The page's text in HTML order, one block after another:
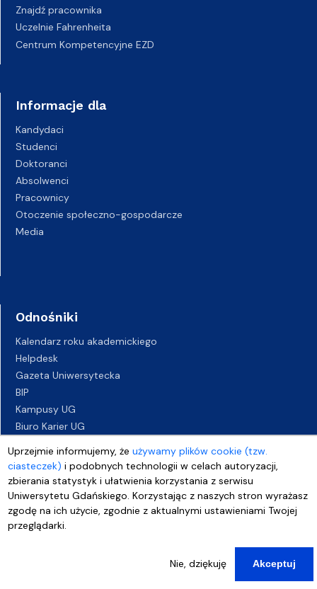
Uprzejmie informujemy, żeużywamy plików cookie (tzw.
ciasteczek) i podobnych technologii w celach autoryzacji,
zbierania statystyk i ułatwienia korzystania z serwisu
Uniwersytetu Gdańskiego. Korzystając z naszych stron wyrażasz
zgodę na ich użycie, zgodnie z aktualnymi ustawieniami Twojej
przeglądarki.
Nie, dziękuję Akceptuj
Znajdź pracownika
Uczelnie Fahrenheita
Centrum Kompetencyjne EZD
Informacje dla
Kandydaci
Studenci
Doktoranci
Absolwenci
Pracownicy
Otoczenie społeczno-gospodarcze
Media
Odnośniki
Kalendarz roku akademickiego
Helpdesk
Gazeta Uniwersytecka
BIP
Kampusy UG
Biuro Karier UG
Deklaracja dostępności